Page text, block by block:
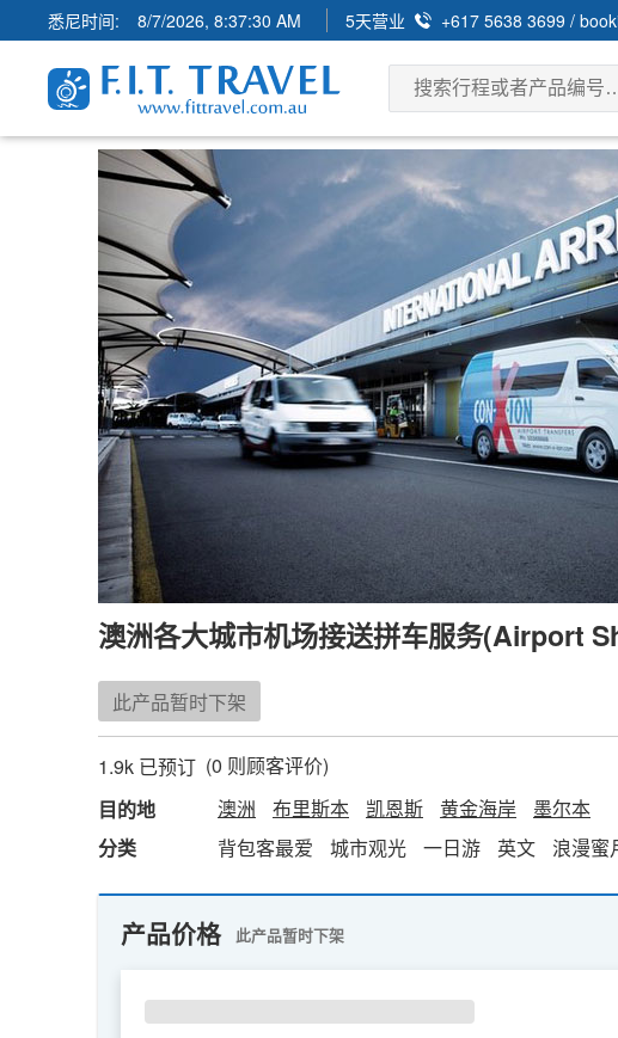
悉尼时间: 8/7/2026, 8:37:32 AM 5天营业 +617 5638 3699 /
澳洲各大城市机场接送拼车服务(Airport
此产品暂时下架
1.9k 已预订 (0 则顾客评价)
目的地
澳洲 布里斯本 凯恩斯 黄金海岸
墨尔本
分类
背包客最爱 城市观光 一日游 英文 浪漫蜜
产品价格 此产品暂时下架